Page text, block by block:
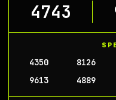
4743
4350 8126
9613
4889